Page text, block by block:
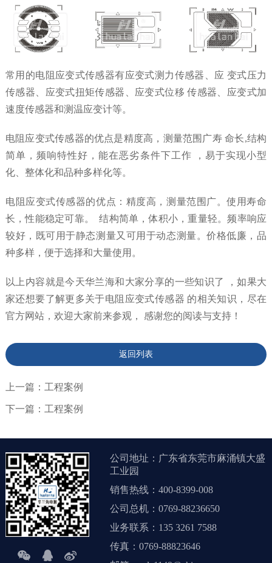
常用的电阻应变式传感器有应变式测力传感器、应 变式压力
传感器、应变式扭矩传感器、应变式位移 传感器、应变式加
速度传感器和测温应变计等。
电阻应变式传感器的优点是精度高，测量范围广寿 命长,结构
简单，频响特性好，能在恶劣条件下工作 ，易于实现小型
化、整体化和品种多样化等。
电阻应变式传感器的优点：精度高，测量范围广。使用寿命
长，性能稳定可靠。 结构简单，体积小，重量轻。频率响应
较好，既可用于静态测量又可用于动态测量。价格低廉，品
种多样，便于选择和大量使用。
以上内容就是今天华兰海和大家分享的一些知识了 ，如果大
家还想要了解更多关于电阻应变式传感器 的相关知识，尽在
官方网站，欢迎大家前来参观， 感谢您的阅读与支持！
返回列表
上一篇：工程案例
下一篇：工程案例
公司地址：广东省东莞市麻涌镇大盛
工业园
销售热线：400-8399-008
公司总机：0769-88236650
业务联系：135 3261 7588
传真：0769-88823646